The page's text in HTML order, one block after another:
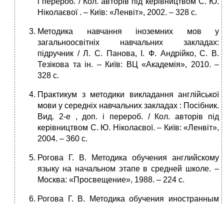
Ніко­лаєвої . – Київ: «Ленвіт», 2002. – 328 с.
Методика навчання іноземних мов у
загальноосвітніх навчальних закла­дах:
підручник / Л. С. Панова, І. Ф. Андрійко, С. В.
Тезікова та ін. – Київ: ВЦ «Академія», 2010. –
328 с.
Практикум з методики викладання англійської
мови у середніх навчаль­них закладах : Посібник.
Вид. 2-е , доп. і перероб. / Кол. авторів під
керівництвом С. Ю. Ніколаєвої. – Київ: «Ленвіт»,
2004. – 360 с.
Рогова Г. В. Методика обучения английскому
языку на начальном этапе в средней школе. –
Москва: «Просвещение», 1988. – 224 с.
Рогова Г. В. Методика обучения иностранным